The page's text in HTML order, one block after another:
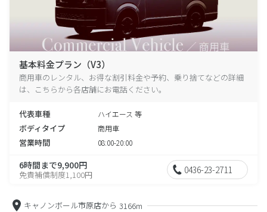
基本料金プラン（V3）
商用車のレンタル、お得な割引料金や予約、乗り捨てなどの詳細
は、こちらから各店舗にお電話ください。
代表車種 ハイエース 等
ボディタイプ 商用車
営業時間 08:00-20:00
6時間まで9,900円
免責補償制度1,100円 0436-23-2711
キャノンボール市原店から 3166m